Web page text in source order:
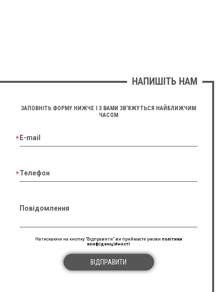
НАПИШІТЬ НАМ
ЗАПОВНІТЬ ФОРМУ НИЖЧЕ І З ВАМИ ЗВ'ЯЖУТЬСЯ НАЙБЛИЖЧИМ
ЧАСОМ
E-mail
Телефон
Повідомлення
Натискаючи на кнопку "Відправити" ви приймаєте умови політики
конфіденційності
ВІДПРАВИТИ